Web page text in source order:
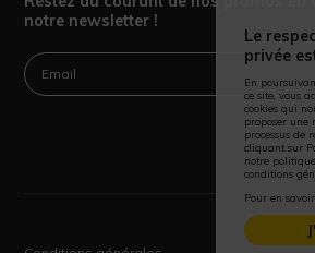
notre newsletter !
Le
privée
En
ce site, vous
cookies qui
proposer une
processus de
cliquant sur
notre
conditions
Pour en